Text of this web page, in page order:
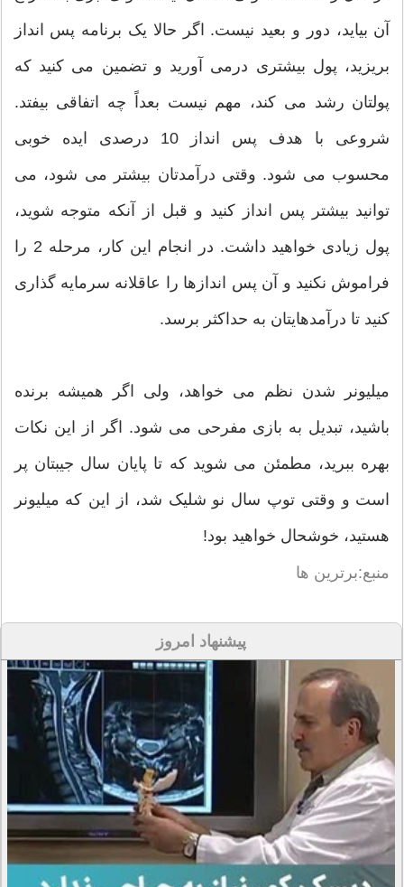
آن بیاید، دور و بعید نیست. اگر حالا یک برنامه پس انداز
بریزید، پول بیشتری درمی آورید و تضمین می کنید که
پولتان رشد می کند، مهم نیست بعداً چه اتفاقی بیفتد.
شروعی با هدف پس انداز 10 درصدی ایده خوبی
محسوب می شود. وقتی درآمدتان بیشتر می شود، می
توانید بیشتر پس انداز کنید و قبل از آنکه متوجه شوید،
پول زیادی خواهید داشت. در انجام این کار، مرحله 2 را
فراموش نکنید و آن پس اندازها را عاقلانه سرمایه گذاری
کنید تا درآمدهایتان به حداکثر برسد.
میلیونر شدن نظم می خواهد، ولی اگر همیشه برنده
باشید، تبدیل به بازی مفرحی می شود. اگر از این نکات
بهره ببرید، مطمئن می شوید که تا پایان سال جیبتان پر
است و وقتی توپ سال نو شلیک شد، از این که میلیونر
هستید، خوشحال خواهید بود!
منبع:برترین ها
پیشنهاد امروز